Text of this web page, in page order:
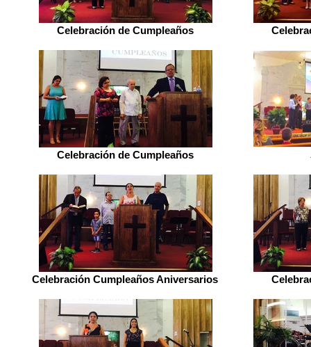
Celebración de Cumpleaños
Celebración de Cumpleaños
Celebración Cumpleaños Aniversarios